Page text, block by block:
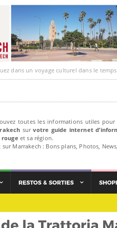
un voyage culturel dans le temps, à la
toutes les informations utiles pour
survotre guide internet
et sa région.
sur Marrakech : Bons plans, Photos,